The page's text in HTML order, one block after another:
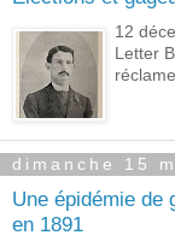
12
Letter
dimanche 15
Une épidémie de
en 1891